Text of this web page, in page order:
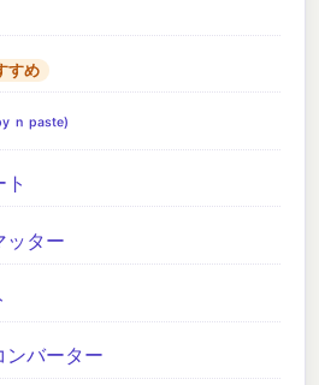
すめ
ᵖᵃˢᵗᵉ⁾
ッター
ンバーター